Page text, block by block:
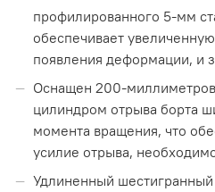
профилированного 5-мм
обеспечивает
появления деформации, и
Оснащен 200-
цилиндром отрыва борта
момента вращения, что
усилие отрыва,
Удлиненный